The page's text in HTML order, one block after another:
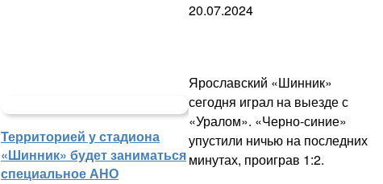
Территорией у стадиона
«Шинник» будет заниматься
специальное АНО
20.07.2024
Ярославский «Шинник»
сегодня играл на выезде с
«Уралом». «Черно-синие»
упустили ничью на последних
минутах, проиграв 1:2.